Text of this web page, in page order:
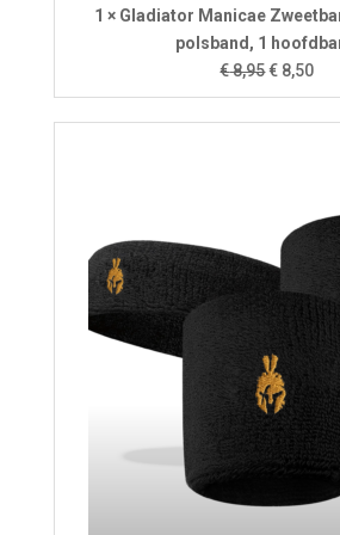
1 × Gladiator Manicae
polsband, 1
€8,95
prijs
was:
€ 8,50
is: